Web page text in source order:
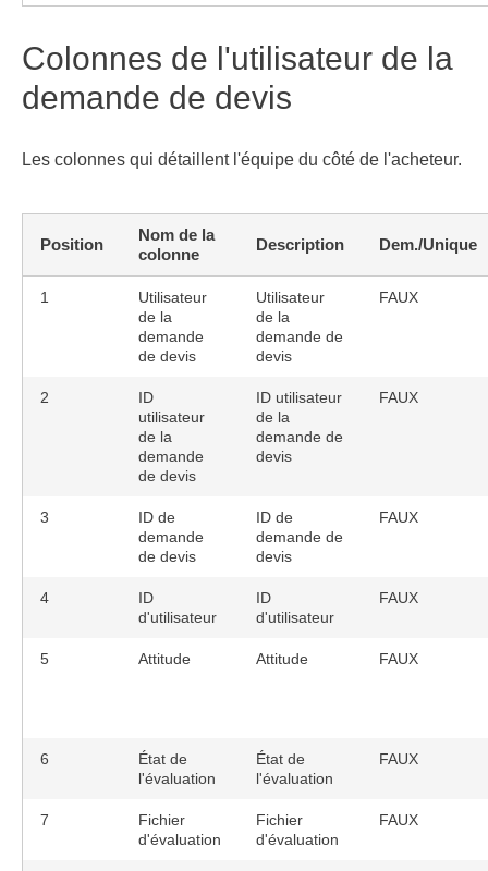
Colonnes de l'utilisateur de la
demande de devis
Les colonnes qui détaillent l'équipe du côté de l'acheteur.
Position
Nom de la
colonne
Description Dem./Unique
1
Utilisateur
de la
demande
de devis
Utilisateur
de la
demande de
devis
FAUX
2
ID
utilisateur
de la
demande
de devis
ID utilisateur
de la
demande de
devis
FAUX
3
ID de
demande
de devis
ID de
demande de
devis
FAUX
4
ID
d'utilisateur
ID
d'utilisateur
FAUX
5 Attitude Attitude FAUX
6
État de
l'évaluation
État de
l'évaluation
FAUX
7
Fichier
d'évaluation
Fichier
d'évaluation
FAUX